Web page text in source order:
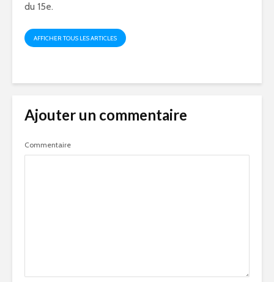
du 15e.
AFFICHER TOUS LES ARTICLES
Ajouter un commentaire
Commentaire